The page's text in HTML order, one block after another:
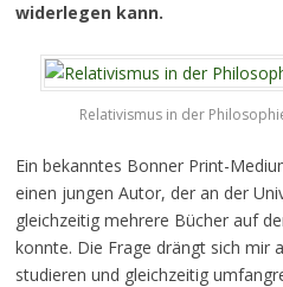
widerlegen kann.
Relativismus in der
Ein bekanntes Bonner Print-
einen jungen Autor, der an der
gleichzeitig mehrere Bücher auf
konnte. Die Frage drängt sich mir
studieren und gleichzeitig